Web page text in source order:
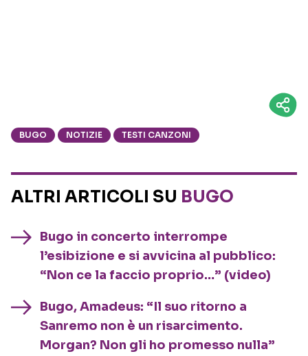
BUGO NOTIZIE TESTI CANZONI
ALTRI ARTICOLI SU BUGO
Bugo in concerto interrompe
l’esibizione e si avvicina al pubblico:
“Non ce la faccio proprio…” (video)
Bugo, Amadeus: “Il suo ritorno a
Sanremo non è un risarcimento.
Morgan? Non gli ho promesso nulla”